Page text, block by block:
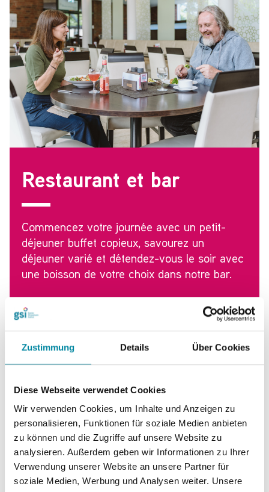
Zustimmung Details Über Cookies
Diese Webseite verwendet Cookies
Wir verwenden Cookies, um Inhalte und Anzeigen zu
personalisieren, Funktionen für soziale Medien anbieten
zu können und die Zugriffe auf unsere Website zu
analysieren. Außerdem geben wir Informationen zu Ihrer
Verwendung unserer Website an unsere Partner für
soziale Medien, Werbung und Analysen weiter. Unsere
Restaurant et bar
Commencez votre journée avec un petit-
déjeuner buffet copieux, savourez un
déjeuner varié et détendez-vous le soir avec
une boisson de votre choix dans notre bar.
Zum Restaurant
Événements et célébrations
au GSI
Vous prévoyez une fête ? Notre équipe expérimentée fera de
s'agisse d'un événement d'entreprise, d'un anniversaire ou
d'une célébration privée, nous vous offrons :